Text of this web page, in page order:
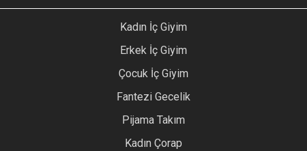
Kadın İç Giyim
Erkek İç Giyim
Çocuk İç Giyim
Fantezi Gecelik
Pijama Takım
Kadın Çorap